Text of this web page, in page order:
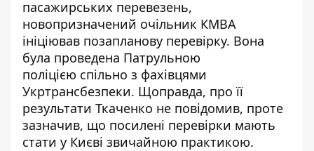
пасажирських перевезень,
новопризначений очільник КМВА
ініціював позапланову перевірку. Вона
була проведена Патрульною
поліцією спільно з фахівцями
Укртрансбезпеки. Щоправда, про її
результати Ткаченко не повідомив, проте
зазначив, що посилені перевірки мають
стати у Києві звичайною практикою.